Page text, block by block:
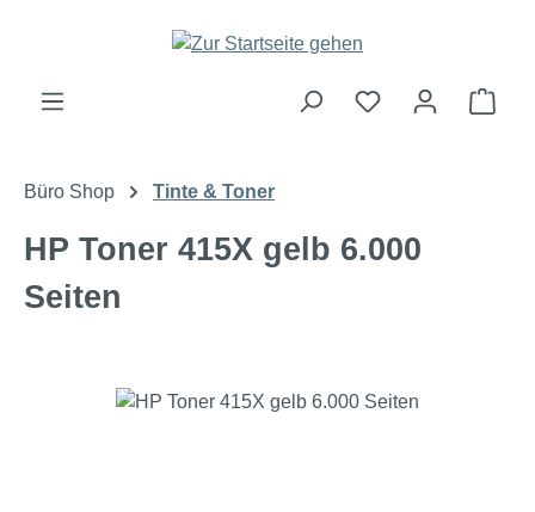
Zum Hauptinhalt springen
Büro Shop Tinte & Toner
HP Toner 415X gelb 6.000
Seiten
Bildergalerie überspringen